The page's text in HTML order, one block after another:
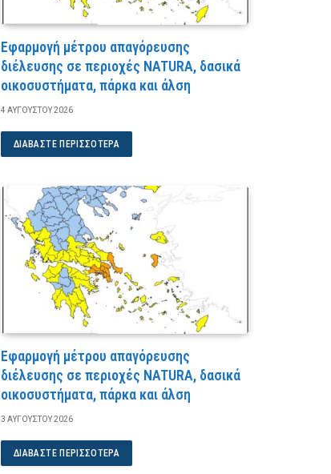
Εφαρμογή μέτρου απαγόρευσης
διέλευσης σε περιοχές NATURA, δασικά
οικοσυστήματα, πάρκα και άλση
4 ΑΥΓΟΎΣΤΟΥ 2026
ΔΙΑΒΆΣΤΕ ΠΕΡΙΣΣΌΤΕΡΑ
Εφαρμογή μέτρου απαγόρευσης
διέλευσης σε περιοχές NATURA, δασικά
οικοσυστήματα, πάρκα και άλση
3 ΑΥΓΟΎΣΤΟΥ 2026
ΔΙΑΒΆΣΤΕ ΠΕΡΙΣΣΌΤΕΡΑ